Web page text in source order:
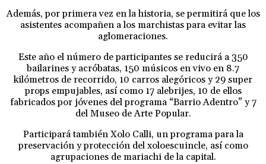
Además, por primera vez en la historia, se permitirá que los
asistentes acompañen a los marchistas para evitar las
aglomeraciones.
Este año el número de participantes se reducirá a 350
bailarines y acróbatas, 150 músicos en vivo en 8.7
kilómetros de recorrido, 10 carros alegóricos y 29 super
props empujables, así como 17 alebrijes, 10 de ellos
fabricados por jóvenes del programa “Barrio Adentro” y 7
del Museo de Arte Popular.
Participará también Xolo Calli, un programa para la
preservación y protección del xoloescuincle, así como
agrupaciones de mariachi de la capital.